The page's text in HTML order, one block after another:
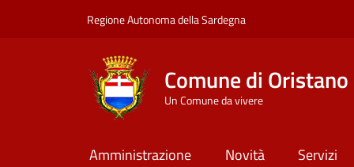
Regione Autonoma della Sardegna
Comune di Oristano
Un Comune da vivere
Amministrazione Novità Servizi